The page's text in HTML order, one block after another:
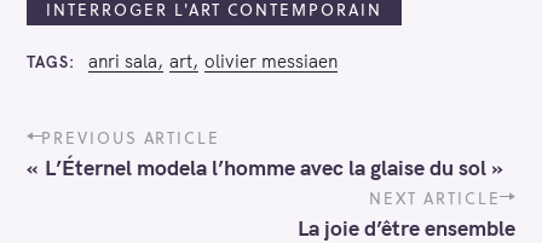
INTERROGER L'ART CONTEMPORAIN
TAGS anri sala art olivier messiaen
P
s
PREVIOUS ARTICLE
« L’Éternel modela l’homme avec la glaise du sol »
NEXT ARTICLE
La joie d’être ensemble